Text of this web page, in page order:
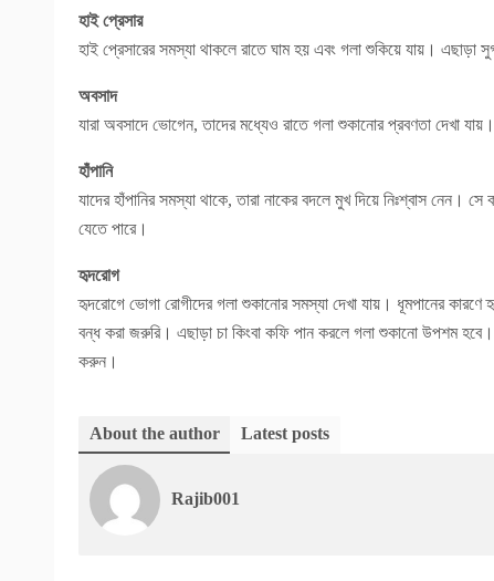
হাই প্রেসার
হাই প্রেসারের সমস্যা থাকলে রাতে ঘাম হয় এবং গলা শুকিয়ে যায়। এছাড়া
অবসাদ
যারা অবসাদে ভোগেন, তাদের মধ্যেও রাতে গলা শুকানোর প্রবণতা দেখা
হাঁপানি
যাদের হাঁপানির সমস্যা থাকে, তারা নাকের বদলে মুখ দিয়ে নিঃশ্বাস নেন।
যেতে পারে।
হৃদরোগ
হৃদরোগে ভোগা রোগীদের গলা শুকানোর সমস্যা দেখা যায়। ধূমপানের
বন্ধ করা জরুরি। এছাড়া চা কিংবা কফি পান করলে গলা শুকানো উপশম
করুন।
About the author Latest posts
Rajib001